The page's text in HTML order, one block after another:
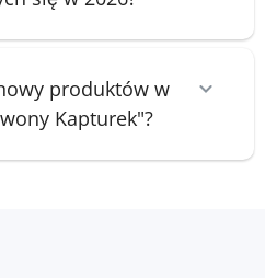
produktów w
Kapturek"?